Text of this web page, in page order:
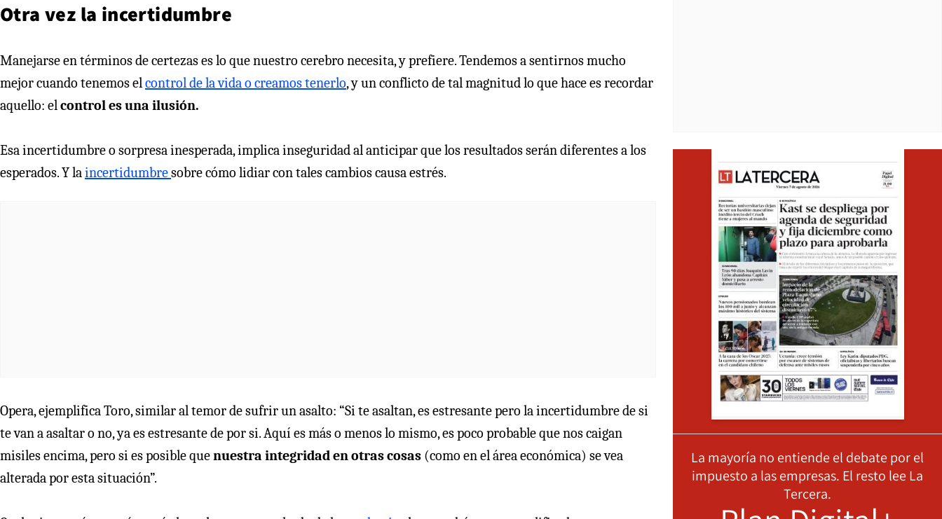
Otra vez la incertidumbre
Manejarse en términos de certezas es lo que nuestro cerebro necesita, y prefiere. Tendemos a sentirnos mucho
mejor cuando tenemos elcontrol de la vida o creamos tenerlo, y un conflicto de tal magnitud lo que hace es recordar
aquello: elcontrol es una ilusión.
Esa incertidumbre o sorpresa inesperada, implica inseguridad al anticipar que los resultados serán diferentes a los
esperados. Y laincertidumbresobre cómo lidiar con tales cambios causa estrés.
Opera, ejemplifica Toro, similar al temor de sufrir un asalto: “Si te asaltan, es estresante pero la incertidumbre de si
te van a asaltar o no, ya es estresante de por si. Aquí es más o menos lo mismo, es poco probable que nos caigan
misiles encima, pero si es posible quenuestra integridad en otras cosas (como en el área económica) se vea
alterada por esta situación”.
La mayoría no entiende el debate por el
impuesto a las empresas. El resto lee La
Tercera.